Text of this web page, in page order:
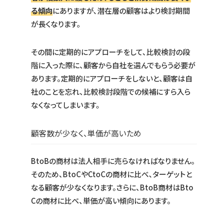
る傾向にありますが、潜在層の顧客はより検討期間
が長くなります。
その間に定期的にアプローチをして、比較検討の段
階に入った際に、顧客から自社を選んでもらう必要が
あります。定期的にアプローチをしないと、顧客は自
社のことを忘れ、比較検討段階での候補にすら入ら
なくなってしまいます。
顧客数が少なく、単価が高いため
BtoBの商材は法人相手に売らなければなりません。
そのため、BtoCやCtoCの商材に比べ、ターゲットと
なる顧客が少なくなります。さらに、BtoB商材はBto
Cの商材に比べ、単価が高い傾向にあります。